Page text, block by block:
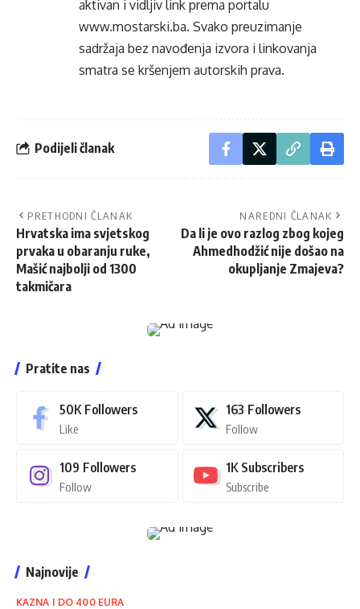
aktivan i vidljiv link prema portalu
www.mostarski.ba. Svako preuzimanje
sadržaja bez navođenja izvora i linkovanja
smatra se kršenjem autorskih prava.
Podijeli članak
PRETHODNI ČLANAK
Hrvatska ima svjetskog
prvaka u obaranju ruke,
Mašić najbolji od 1300
takmičara
NAREDNI ČLANAK
Da li je ovo razlog zbog kojeg
Ahmedhodžić nije došao na
okupljanje Zmajeva?
Pratite nas
50K Followers
Like
163 Followers
Follow
109 Followers
Follow
1K Subscribers
Subscribe
Najnovije
KAZNA I DO 400 EURA